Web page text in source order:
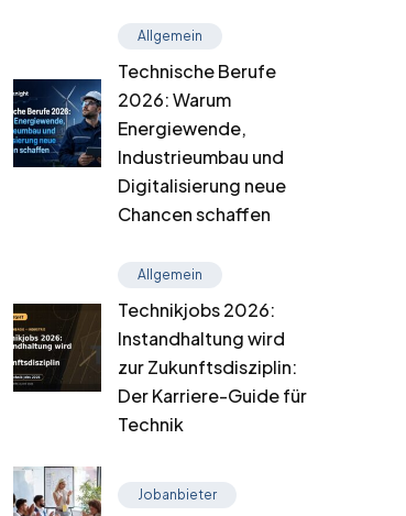
Allgemein
Technische Berufe
2026: Warum
Energiewende,
Industrieumbau und
Digitalisierung neue
Chancen schaffen
Allgemein
Technikjobs 2026:
Instandhaltung wird
zur Zukunftsdisziplin:
Der Karriere-Guide für
Technik
Jobanbieter